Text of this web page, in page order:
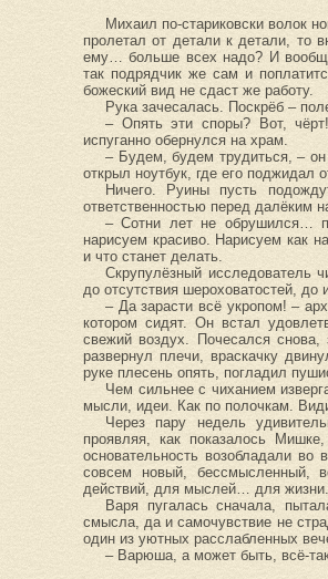
Михаил по-стариковски волок
пролетал от детали к детали, то
ему… больше всех надо? И
так подрядчик же сам и
божеский вид не сдаст же работу.
Рука зачесалась. Поскрёб –
– Опять эти споры? Вот,
испуганно обернулся на храм.
– Будем, будем трудиться, –
открыл ноутбук, где его поджидал
Ничего. Руины пусть
ответственностью перед далёким
– Сотни лет не обрушился…
нарисуем красиво. Нарисуем как
и что станет делать.
Скрупулёзный исследователь
до отсутствия шероховатостей,
– Да зарасти всё укропом! –
котором сидят. Он встал
свежий воздух. Почесался
развернул плечи, враскачку
руке плесень опять, погладил
Чем сильнее с чиханием
мысли, идеи. Как по полочкам.
Через пару недель
проявляя, как показалось
основательность возобладали
совсем новый, бессмысленный,
действий, для мыслей… для жизни.
Варя пугалась сначала,
смысла, да и самочувствие не
один из уютных расслабленных
– Варюша, а может быть, всё-